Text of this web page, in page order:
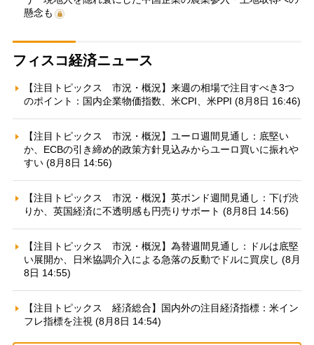
懸念も
フィスコ経済ニュース
【注目トピックス 市況・概況】来週の相場で注目すべき3つ
のポイント：国内企業物価指数、米CPI、米PPI (8月8日 16:46)
【注目トピックス 市況・概況】ユーロ週間見通し：底堅い
か、ECBの引き締め的政策方針見込みからユーロ買いに振れや
すい (8月8日 14:56)
【注目トピックス 市況・概況】英ポンド週間見通し：下げ渋
りか、英国経済に不透明感も円売りサポート (8月8日 14:56)
【注目トピックス 市況・概況】為替週間見通し：ドルは底堅
い展開か、日米協調介入による急落の反動でドルに買戻し (8月
8日 14:55)
【注目トピックス 経済総合】国内外の注目経済指標：米イン
フレ指標を注視 (8月8日 14:54)